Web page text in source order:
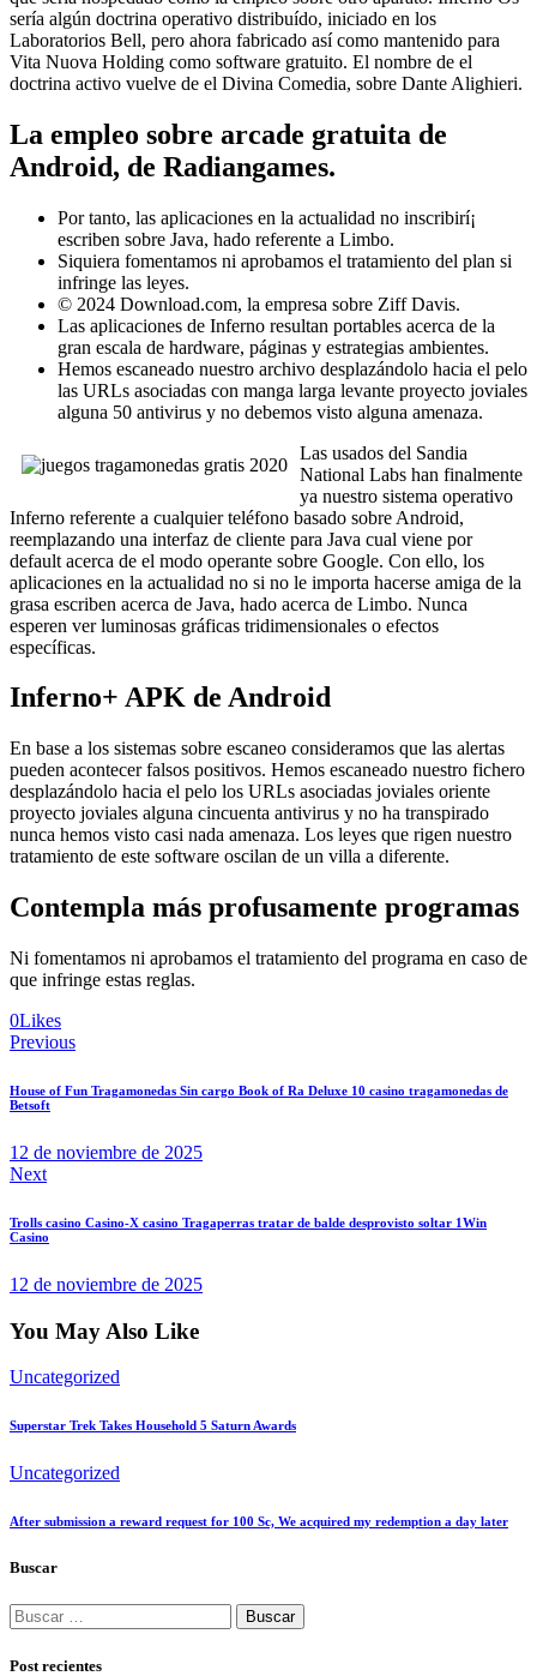
serí­a algún doctrina operativo distribuído, iniciado en los
Laboratorios Bell, pero ahora fabricado así­ como mantenido para
Vita Nuova Holding como software gratuito. El nombre de el
doctrina activo vuelve de el Divina Comedia, sobre Dante Alighieri.
La empleo sobre arcade gratuita de
Android, de Radiangames.
Por tanto, las aplicaciones en la actualidad no inscribirí¡
escriben sobre Java, hado referente a Limbo.
Siquiera fomentamos ni aprobamos el tratamiento del plan si
infringe las leyes.
© 2024 Download.com, la empresa sobre Ziff Davis.
Las aplicaciones de Inferno resultan portables acerca de la
gran escala de hardware, páginas y estrategias ambientes.
Hemos escaneado nuestro archivo desplazándolo hacia el pelo
las URLs asociadas con manga larga levante proyecto joviales
alguna 50 antivirus y no debemos visto alguna amenaza.
Las usados del Sandia
National Labs han finalmente
ya nuestro sistema operativo
Inferno referente a cualquier teléfono basado sobre Android,
reemplazando una interfaz de cliente para Java cual viene por
default acerca de el modo operante sobre Google. Con ello, los
aplicaciones en la actualidad no si no le importa hacerse amiga de la
grasa escriben acerca de Java, hado acerca de Limbo. Nunca
esperen ver luminosas gráficas tridimensionales o efectos
específicas.
Inferno+ APK de Android
En base a los sistemas sobre escaneo consideramos que las alertas
pueden acontecer falsos positivos. Hemos escaneado nuestro fichero
desplazándolo hacia el pelo los URLs asociadas joviales oriente
proyecto joviales alguna cincuenta antivirus y no ha transpirado
nunca hemos visto casi nada amenaza. Los leyes que rigen nuestro
tratamiento de este software oscilan de un villa a diferente.
Contempla más profusamente programas
Ni fomentamos ni aprobamos el tratamiento del programa en caso de
que infringe estas reglas.
0Likes
Navegación
de
entradas
Previous
House of Fun Tragamonedas Sin cargo Book of Ra Deluxe 10 casino tragamonedas de
Betsoft
12 de noviembre de 2025
Next
Trolls casino Casino-X casino Tragaperras tratar de balde desprovisto soltar 1Win
Casino
12 de noviembre de 2025
You May Also Like
Uncategorized
Superstar Trek Takes Household 5 Saturn Awards
Uncategorized
After submission a reward request for 100 Sc, We acquired my redemption a day later
Buscar
Buscar:
Post recientes